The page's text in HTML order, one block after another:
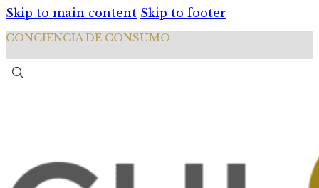
Skip to main content Skip to footer
CONCIENCIA DE CONSUMO